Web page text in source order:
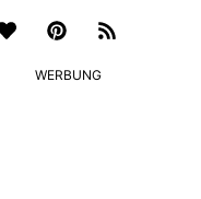
WERBUNG